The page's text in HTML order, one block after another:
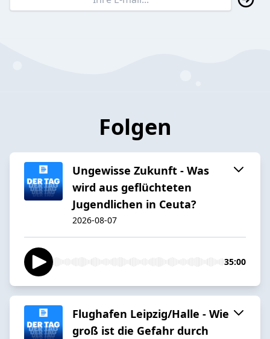
Folgen
Ungewisse Zukunft - Was
wird aus geflüchteten
Jugendlichen in Ceuta?
2026-08-07
35:00
Flughafen Leipzig/Halle - Wie
groß ist die Gefahr durch